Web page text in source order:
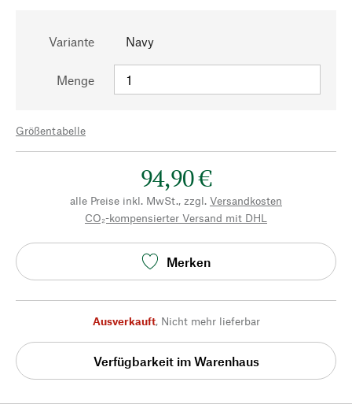
Variante Navy
Menge
Größentabelle
94,90 €
alle Preise inkl. MwSt., zzgl. Versandkosten
CO₂-kompensierter Versand mit DHL
Merken
Ausverkauft, Nicht mehr lieferbar
Verfügbarkeit im Warenhaus